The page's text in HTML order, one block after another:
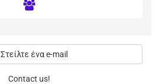
Στείλτε ένα e-mail
Contact us!